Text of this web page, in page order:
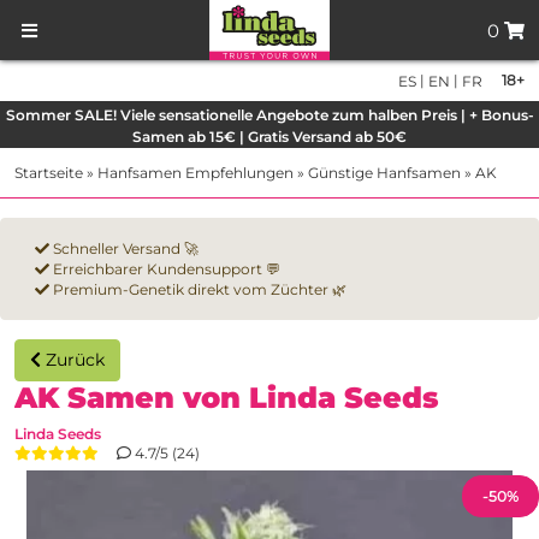
0
18+
ES | EN | FR
Sommer SALE! Viele sensationelle Angebote zum halben Preis | + Bonus-
Samen ab 15€ | Gratis Versand ab 50€
Startseite » Hanfsamen Empfehlungen » Günstige Hanfsamen » AK
Schneller Versand 🚀
Erreichbarer Kundensupport 💬
Premium-Genetik direkt vom Züchter 🌿
Zurück
AK Samen von Linda Seeds
Linda Seeds
4.7/5 (24)
-50%